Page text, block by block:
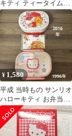
キティ ティータイム保
冷バッグ付きランチボ
ックス サンリオ
¥ 1,580
平成 当時もの サンリオ
ハローキティ お弁当箱
カオハナキティ ミスド